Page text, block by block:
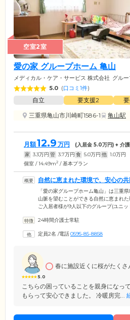
空室2室
愛の家 グループホーム 亀山
メディカル・ケア・サービス 株式会社 グル
5.0 (口コミ1件)
自立 要支援2
三重県亀山市川崎町1586-1
亀山駅
月額12.9 万円 (入居金 5.0万円) + 介
家 3.3万円 管 3.7万円 食 5.0万円 他 1.0万円
個室 / 14.49m2 / 基本プラン
自然に恵まれた環境で、安心の
す
「愛の家グループホーム亀山」は三重
山脈を望むことができる自然に恵まれ
ご入居者様が9人以下のグループ(ユニ
ま協力しながら生活されています。また
護福祉士・看護師・ケアマネジャーなど
24時間介護士常駐
定員2名 /電話0595-85-8858
5.0
春に施設近くに桜がたくさ
こちらの困っていることを親身になっ
もらって安心できました。 冷暖房完...